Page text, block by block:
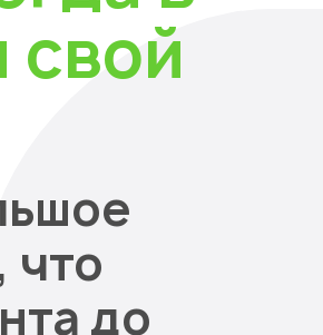
что
до